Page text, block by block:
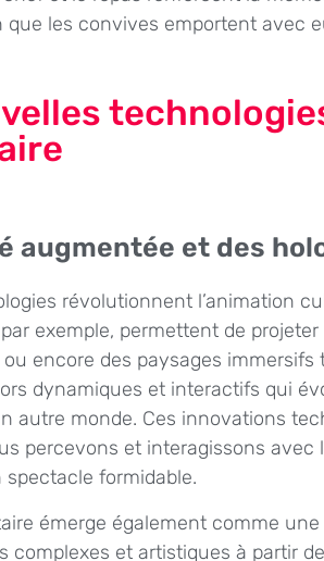
que les convives emportent avec
augmentée et des
révolutionnent l’animation
exemple, permettent de
encore des paysages immersifs
dynamiques et interactifs qui
autre monde. Ces innovations
percevons et interagissons avec
formidable.
émerge également comme
complexes et artistiques à partir